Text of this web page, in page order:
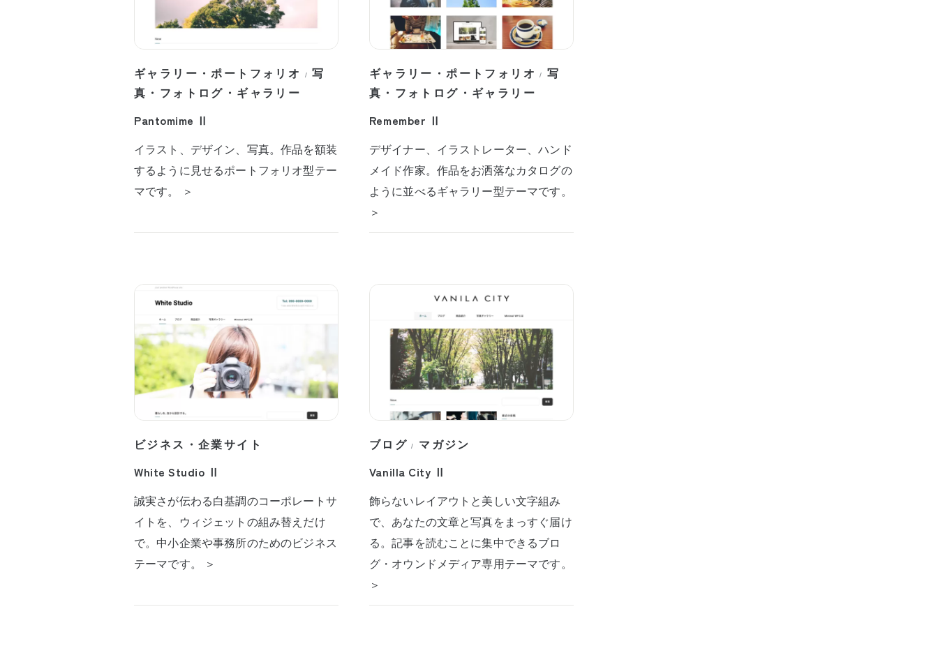
ギャラリー・ポートフォリオ /写
真・フォトログ・ギャラリー
Pantomime Ⅱ
イラスト、デザイン、写真。作品を額装
するように見せるポートフォリオ型テー
マです。 ＞
ギャラリー・ポートフォリオ /写
真・フォトログ・ギャラリー
Remember Ⅱ
デザイナー、イラストレーター、ハンド
メイド作家。作品をお洒落なカタログの
ように並べるギャラリー型テーマです。
＞
ビジネス・企業サイト
White Studio Ⅱ
誠実さが伝わる白基調のコーポレートサ
イトを、ウィジェットの組み替えだけ
で。中小企業や事務所のためのビジネス
テーマです。 ＞
ブログ / マガジン
Vanilla City Ⅱ
飾らないレイアウトと美しい文字組み
で、あなたの文章と写真をまっすぐ届け
る。記事を読むことに集中できるブロ
グ・オウンドメディア専用テーマです。
＞